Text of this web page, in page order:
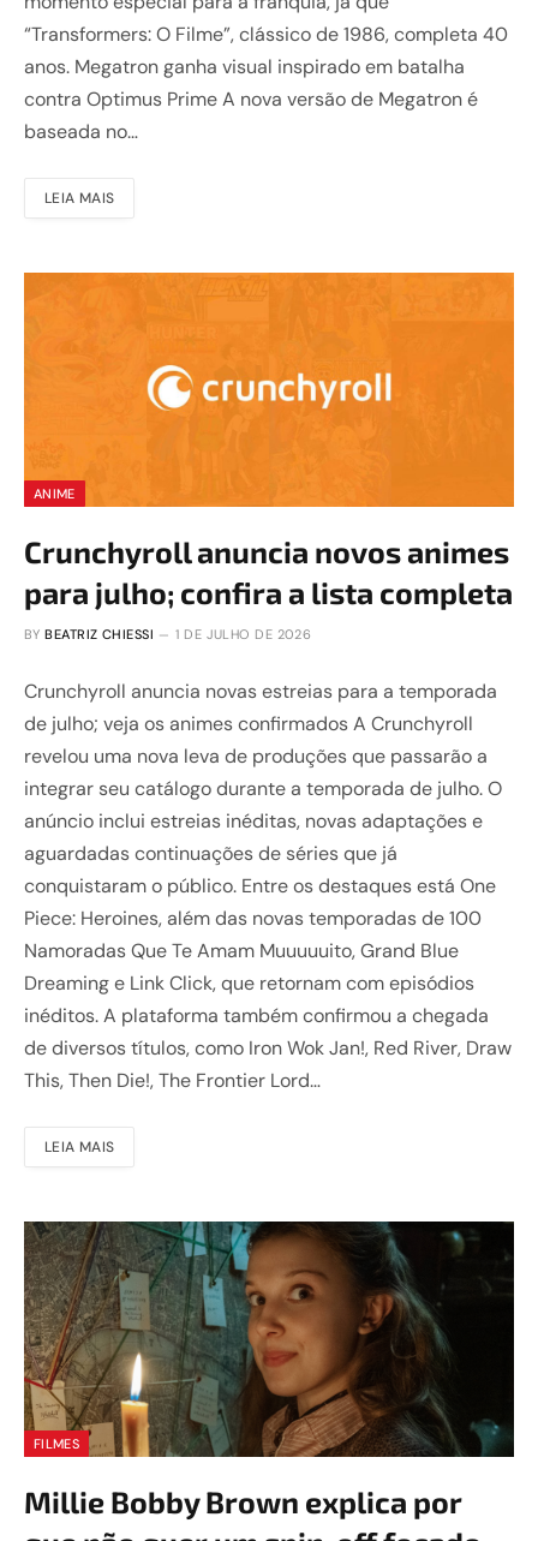
“Transformers: O Filme”, clássico de 1986, completa 40
anos. Megatron ganha visual inspirado em batalha
contra Optimus Prime A nova versão de Megatron é
baseada no…
LEIA MAIS
ANIME
Crunchyroll anuncia novos animes
para julho; confira a lista completa
BY BEATRIZ CHIESSI 1 DE JULHO DE 2026
Crunchyroll anuncia novas estreias para a temporada
de julho; veja os animes confirmados A Crunchyroll
revelou uma nova leva de produções que passarão a
integrar seu catálogo durante a temporada de julho. O
anúncio inclui estreias inéditas, novas adaptações e
aguardadas continuações de séries que já
conquistaram o público. Entre os destaques está One
Piece: Heroines, além das novas temporadas de 100
Namoradas Que Te Amam Muuuuuito, Grand Blue
Dreaming e Link Click, que retornam com episódios
inéditos. A plataforma também confirmou a chegada
de diversos títulos, como Iron Wok Jan!, Red River, Draw
This, Then Die!, The Frontier Lord…
LEIA MAIS
FILMES
Millie Bobby Brown explica por